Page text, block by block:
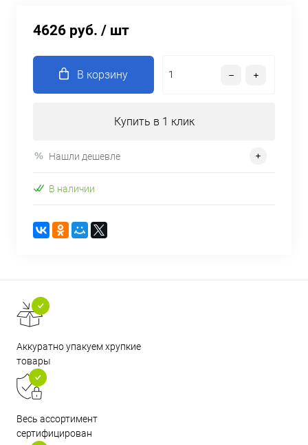
4626 руб. / шт
В корзину
Купить в 1 клик
Нашли дешевле
В наличии
Аккуратно упакуем хрупкие
товары
Весь ассортимент
сертифицирован